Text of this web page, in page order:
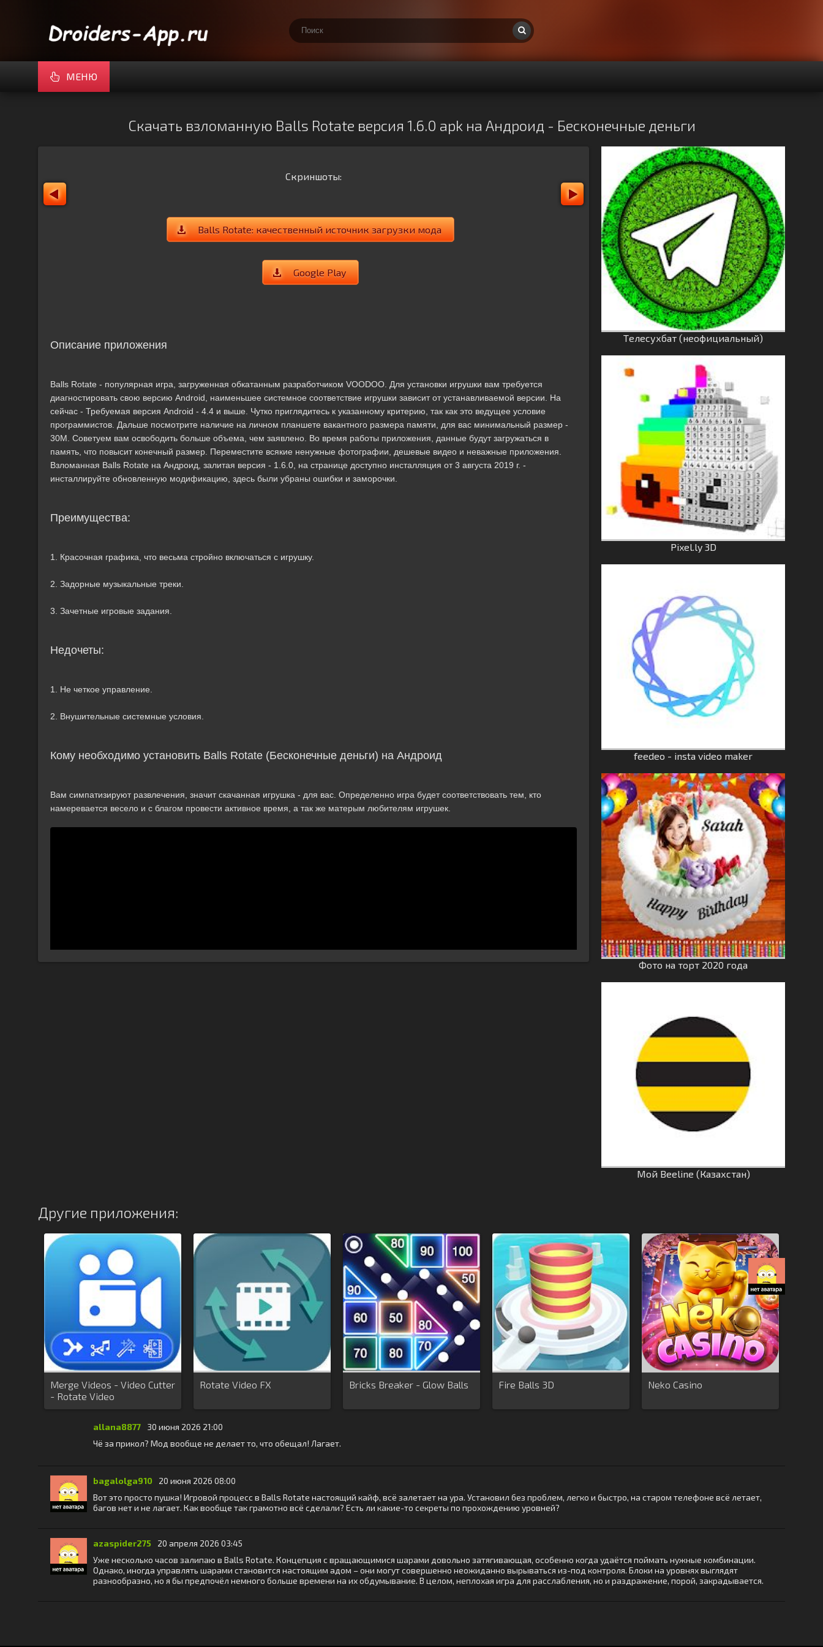
МЕНЮ
Скачать взломанную Balls Rotate версия 1.6.0 apk на Андроид - Бесконечные деньги
Скриншоты:
Balls Rotate: качественный источник загрузки мода
Google Play
Описание приложения
Balls Rotate - популярная игра, загруженная обкатанным разработчиком VOODOO. Для установки игрушки вам требуется
диагностировать свою версию Android, наименьшее системное соответствие игрушки зависит от устанавливаемой версии. На
сейчас - Требуемая версия Android - 4.4 и выше. Чутко приглядитесь к указанному критерию, так как это ведущее условие
программистов. Дальше посмотрите наличие на личном планшете вакантного размера памяти, для вас минимальный размер -
30M. Советуем вам освободить больше объема, чем заявлено. Во время работы приложения, данные будут загружаться в
память, что повысит конечный размер. Переместите всякие ненужные фотографии, дешевые видео и неважные приложения.
Взломанная Balls Rotate на Андроид, залитая версия - 1.6.0, на странице доступно инсталляция от 3 августа 2019 г. -
инсталлируйте обновленную модификацию, здесь были убраны ошибки и заморочки.
Преимущества:
1. Красочная графика, что весьма стройно включаться с игрушку.
2. Задорные музыкальные треки.
3. Зачетные игровые задания.
Недочеты:
1. Не четкое управление.
2. Внушительные системные условия.
Кому необходимо установить Balls Rotate (Бесконечные деньги) на Андроид
Вам симпатизируют развлечения, значит скачанная игрушка - для вас. Определенно игра будет соответствовать тем, кто
намеревается весело и с благом провести активное время, а так же матерым любителям игрушек.
Tелесухбат (неофициальный)
Pixel.ly 3D
feedeo - insta video maker
Фото на торт 2020 года
Мой Beeline (Казахстан)
Другие приложения:
Merge Videos - Video Cutter
- Rotate Video
Rotate Video FX Bricks Breaker - Glow Balls Fire Balls 3D Neko Casino
allana8877
30 июня 2026 21:00
Чё за прикол? Мод вообще не делает то, что обещал! Лагает.
bagalolga910
20 июня 2026 08:00
Вот это просто пушка! Игровой процесс в Balls Rotate настоящий кайф, всё залетает на ура. Установил без проблем, легко и быстро, на старом телефоне всё летает,
багов нет и не лагает. Как вообще так грамотно всё сделали? Есть ли какие-то секреты по прохождению уровней?
azaspider275
20 апреля 2026 03:45
Уже несколько часов залипаю в Balls Rotate. Концепция с вращающимися шарами довольно затягивающая, особенно когда удаётся поймать нужные комбинации.
Однако, иногда управлять шарами становится настоящим адом – они могут совершенно неожиданно вырываться из-под контроля. Блоки на уровнях выглядят
разнообразно, но я бы предпочёл немного больше времени на их обдумывание. В целом, неплохая игра для расслабления, но и раздражение, порой, закрадывается.